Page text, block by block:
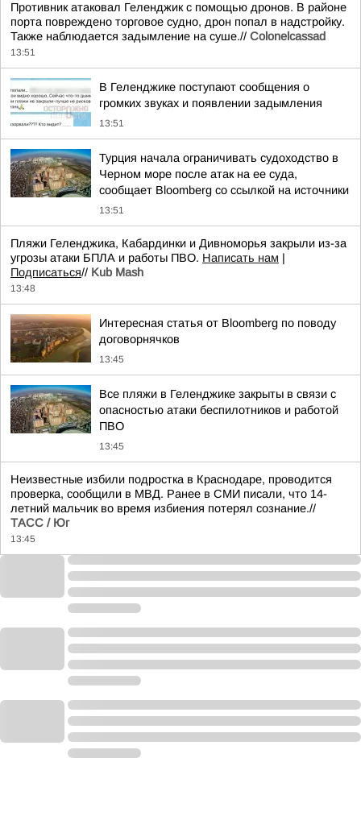
Противник атаковал Геленджик с помощью дронов. В районе
порта повреждено торговое судно, дрон попал в надстройку.
Также наблюдается задымление на суше.// Colonelcassad
13:51
В Геленджике поступают сообщения о
громких звуках и появлении задымления
13:51
Турция начала ограничивать судоходство в
Черном море после атак на ее суда,
сообщает Bloomberg со ссылкой на источники
13:51
Пляжи Геленджика, Кабардинки и Дивноморья закрыли из-за
угрозы атаки БПЛА и работы ПВО. Написать нам |
Подписаться// Kub Mash
13:48
Интересная статья от Bloomberg по поводу
договорнячков
13:45
Все пляжи в Геленджике закрыты в связи с
опасностью атаки беспилотников и работой
ПВО
13:45
Неизвестные избили подростка в Краснодаре, проводится
проверка, сообщили в МВД. Ранее в СМИ писали, что 14-
летний мальчик во время избиения потерял сознание.//
ТАСС / Юг
13:45